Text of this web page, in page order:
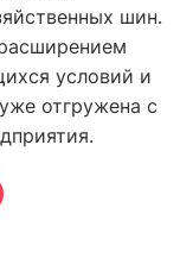
шин.
условий и
отгружена с